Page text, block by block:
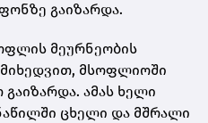
გაიზარდა.
მეურნეობის
მიხედვით, მსოფლიოში
გაიზარდა. ამას ხელი
ცხელი და მშრალი